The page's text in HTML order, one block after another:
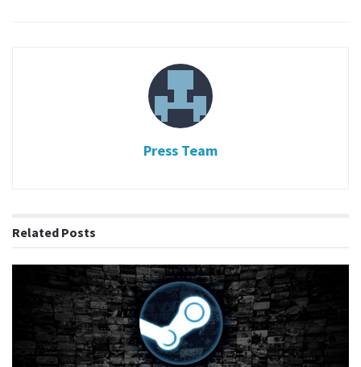
Mathieu Muller : ingénieur chez Unity, France.
Ilyes “Stephano” Satouri : un Gamer et gagnant de la
Sabrina Auer : Gamer Tester et QA chez Ubisoft Blue
Press Team
Related Posts